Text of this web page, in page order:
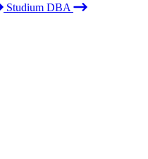
Studium DBA